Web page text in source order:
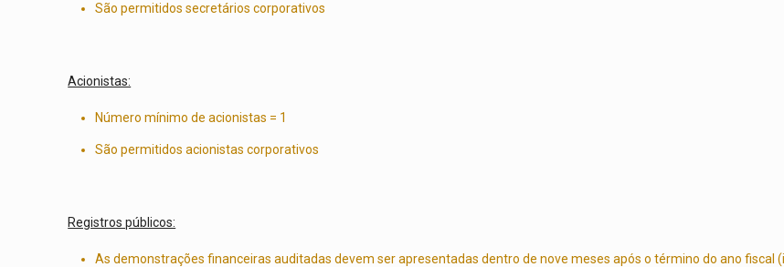
São permitidos secretários corporativos
Acionistas:
Número mínimo de acionistas = 1
São permitidos acionistas corporativos
Registros públicos:
As demonstrações financeiras auditadas devem ser apresentadas dentro de nove meses após o término do ano